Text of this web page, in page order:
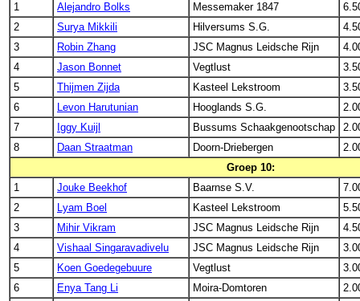
1
Alejandro Bolks Messemaker 1847
2
Surya Mikkili Hilversums S.G.
3
Robin Zhang JSC Magnus Leidsche Rijn
4
Jason Bonnet Vegtlust
5
Thijmen Zijda Kasteel Lekstroom
6
Levon Harutunian Hooglands S.G.
7
Iggy Kuijl Bussums Schaakgenootschap
8
Daan Straatman Doorn-Driebergen
Groep 10:
1
Jouke Beekhof Baarnse S.V.
2
Lyam Boel Kasteel Lekstroom
3
Mihir Vikram JSC Magnus Leidsche Rijn
4
Vishaal Singaravadivelu JSC Magnus Leidsche Rijn
5
Koen Goedegebuure Vegtlust
6
Enya Tang Li Moira-Domtoren